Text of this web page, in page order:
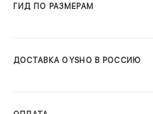
ГИД ПО РАЗМЕРАМ
ДОСТАВКА OYSHO В РОССИЮ